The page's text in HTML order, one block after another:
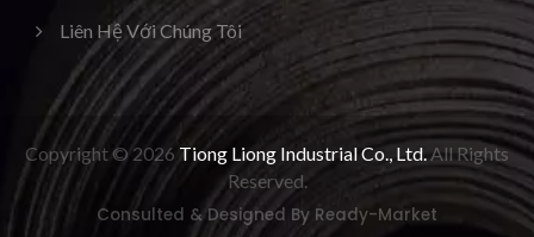
Liên Hệ Với Chúng Tôi
Copyright © 2026 Tiong Liong Industrial Co., Ltd. All Rights
Reserved.
Consulted & Designed By Ready-Market